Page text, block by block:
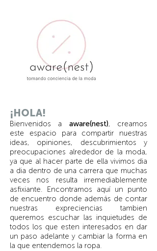
¡HOLA!
Bienvenidos a aware(nest), creamos
este espacio para compartir nuestras
ideas, opiniones, descubrimientos y
preocupaciones alrededor de la moda,
ya que al hacer parte de ella vivimos dia
a dia dentro de una carrera que muchas
veces nos resulta irremediablemente
asfixiante. Encontramos aquí un punto
de encuentro donde además de contar
nuestras expreciencias tambien
queremos escuchar las inquietudes de
todos los que esten interesados en dar
un paso adelante y cambiar la forma en
la que entendemos la ropa.